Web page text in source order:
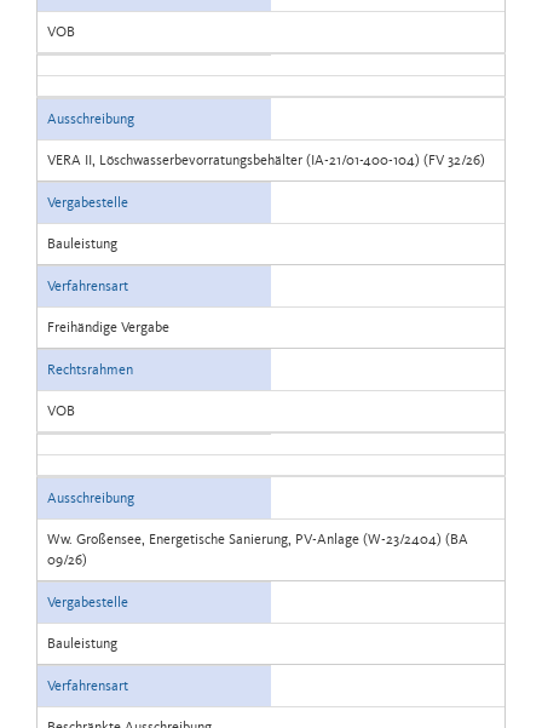
VOB
Ausschreibung
VERA II, Löschwasserbevorratungsbehälter (IA-21/01-400-104) (FV 32/26)
Vergabestelle
Bauleistung
Verfahrensart
Freihändige Vergabe
Rechtsrahmen
VOB
Ausschreibung
Ww. Großensee, Energetische Sanierung, PV-Anlage (W-23/2404) (BA
09/26)
Vergabestelle
Bauleistung
Verfahrensart